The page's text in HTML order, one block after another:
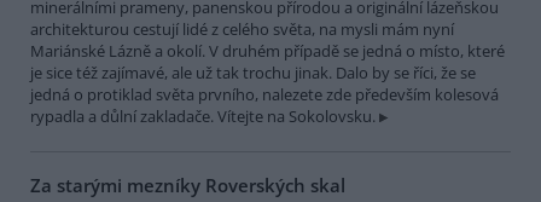
minerálními prameny, panenskou přírodou a originální lázeňskou
architekturou cestují lidé z celého světa, na mysli mám nyní
Mariánské Lázně a okolí. V druhém případě se jedná o místo, které
je sice též zajímavé, ale už tak trochu jinak. Dalo by se říci, že se
jedná o protiklad světa prvního, nalezete zde především kolesová
rypadla a důlní zakladače. Vítejte na Sokolovsku.
Za starými mezníky Roverských skal